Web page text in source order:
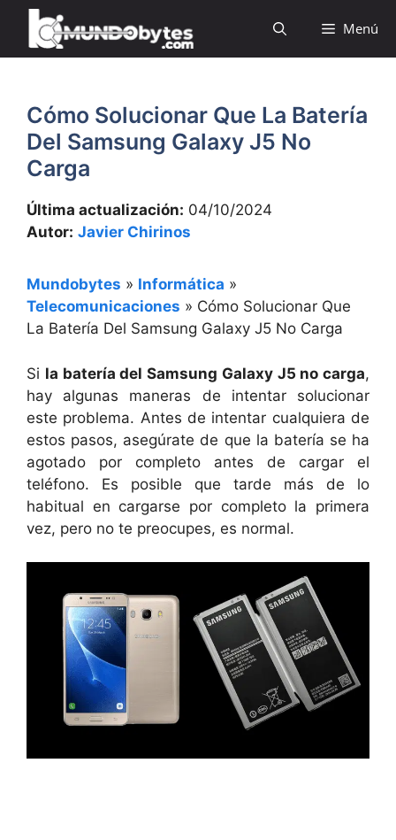
Saltar
contenido
Menú
Cómo Solucionar Que La Batería
Del Samsung Galaxy J5 No
Carga
Última actualización: 04/10/2024
Autor: Javier Chirinos
Mundobytes » Informática »
Telecomunicaciones » Cómo Solucionar Que
La Batería Del Samsung Galaxy J5 No Carga
Si la batería del Samsung Galaxy J5 no carga,
hay algunas maneras de intentar solucionar
este problema. Antes de intentar cualquiera de
estos pasos, asegúrate de que la batería se ha
agotado por completo antes de cargar el
teléfono. Es posible que tarde más de lo
habitual en cargarse por completo la primera
vez, pero no te preocupes, es normal.